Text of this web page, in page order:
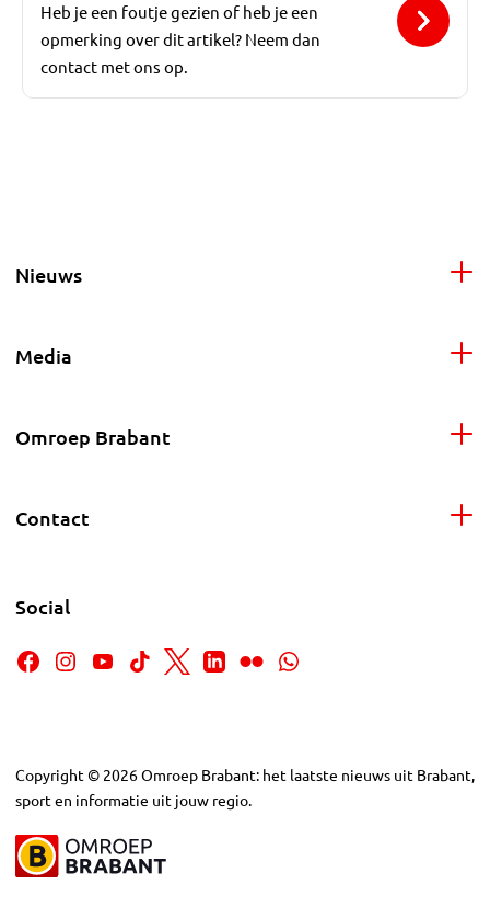
Heb je een foutje gezien of heb je een
opmerking over dit artikel? Neem dan
contact met ons op.
Nieuws
Media
Omroep Brabant
Contact
Social
Copyright © 2026Omroep Brabant: het laatste nieuws uit Brabant,
sport en informatie uit jouw regio.